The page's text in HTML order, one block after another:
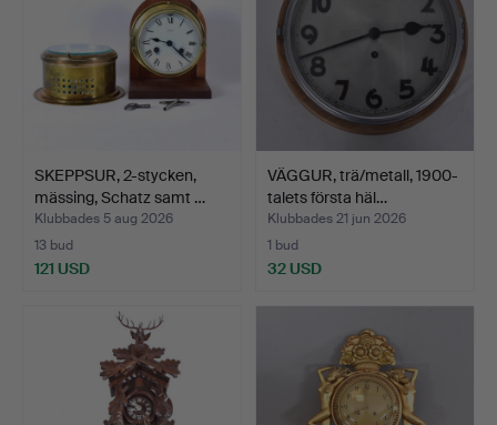
SKEPPSUR, 2-stycken,
mässing, Schatz samt …
Klubbades 5 aug 2026
13 bud
121 USD
VÄGGUR, trä/metall, 1900-
talets första häl…
Klubbades 21 jun 2026
1 bud
32 USD